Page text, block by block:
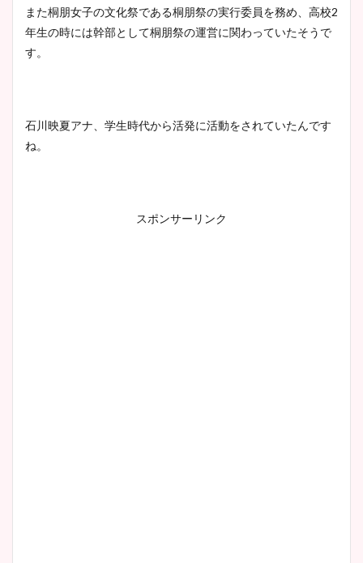
また桐朋女子の文化祭である桐朋祭の実行委員を務め、高校2
年生の時には幹部として桐朋祭の運営に関わっていたそうで
す。
石川映夏アナ、学生時代から活発に活動をされていたんです
ね。
スポンサーリンク